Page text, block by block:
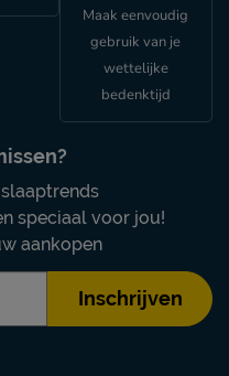
Maak eenvoudig
gebruik van je
wettelijke
bedenktijd
speciaal voor jou!
aankopen
Inschrijven